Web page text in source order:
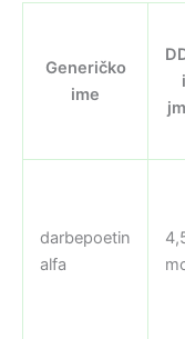
Generičko
ime
i
darbepoetin
alfa